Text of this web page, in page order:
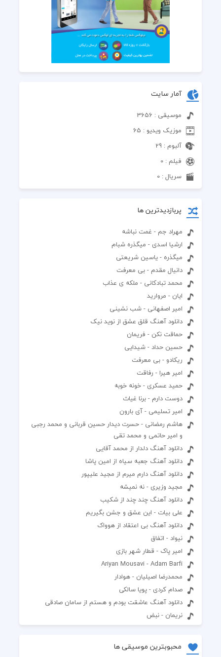
آمار سایت
موسیقی : 3656
موزیک ویدیو : 65
آلبوم : 29
فیلم : 0
سریال : 0
پربازدیدترین ها
مهراد جم - غمت نباشه
ارشیا اسدی - میگذره شبام
میگذره - یاسین شریعتی
دانیال مقدم - بی معرفت
محمد تبادکانی - ملکه ی عذاب
ایان - مروارید
امیر اصفهانی - شب نشینی
دانلود آهنگ قلق عشق از نوید نیک
حماقت نکن - فریمان
حسین حداد - شیدایی
ریکادو - بی معرفت
امیر هیرا - رفاقت
حمید عسکری - خونه خوبه
دوست دارم - برنا غیاث
امیر تسلیمی - آی بارون
هاشم رمضانی - حسرت دیدار حسین قربانی و محمد رجبی
و امیر حاتمی و محمد تقی
دانلود آهنگ دلدار از محمد آقایی
دانلود آهنگ جعبه سیاه از امین پاشا
دانلود آهنگ دارم میرم از مجید علیپور
مجید وزیری - نه نمیشه
دانلود آهنگ چند چند از شکیب
علی بیات - این عشق و جشن بگیریم
دانلود آهنگ بی اعتقاد از هوواک
نیواد - اتفاق
امیر پاک - قطار شهر بازی
Ariyan Mousavi - Adam Barfi
محمدرضا اصیلیان - هوادار
صدام کردی - پویا سالکی
دانلود آهنگ عاشقت بودم و هستم از سامان صادقی
نریمان - نبض
محبوبترین موسیقی ها